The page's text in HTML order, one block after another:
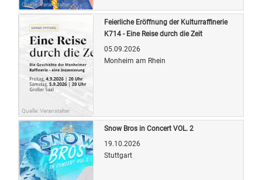
Quelle: Veranstalter
Quelle: Veranstalter
Feierliche Eröffnung der Kulturraffinerie
K714 - Eine Reise durch die Zeit
05.09.2026
Monheim am Rhein
Snow Bros in Concert VOL. 2
19.10.2026
Stuttgart